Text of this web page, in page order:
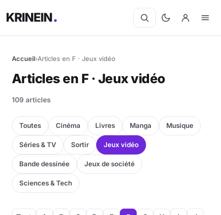
KRINEIN
Accueil›Articles en F · Jeux vidéo
Articles en F · Jeux vidéo
109 articles
Toutes Cinéma Livres Manga Musique
Séries & TV Sortir Jeux vidéo
Bande dessinée Jeux de société
Sciences & Tech